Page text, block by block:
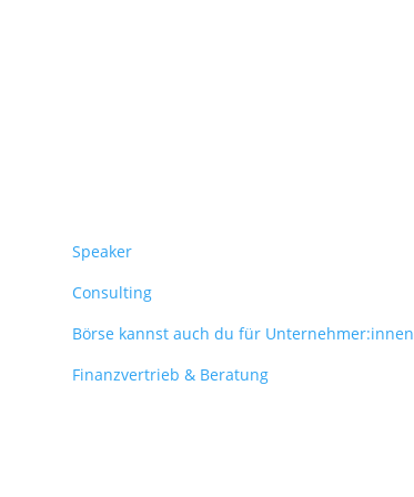
Speaker
Consulting
Börse kannst auch du für Unternehmer:innen
Finanzvertrieb & Beratung